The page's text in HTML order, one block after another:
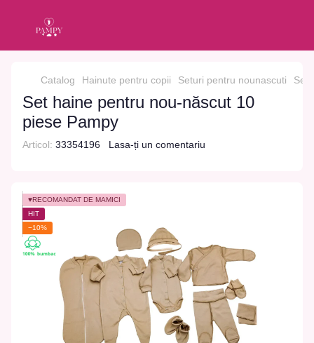
Catalog Hainute pentru copii Seturi pentru nounascuti Set
Set haine pentru nou-născut 10
piese Pampy
Articol: 33354196 Lasa-ți un comentariu
♥RECOMANDAT DE MĂMICI
HIT
−10%